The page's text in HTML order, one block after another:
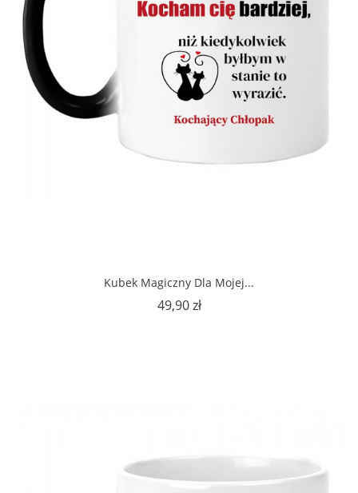
Kubek Magiczny Dla Mojej...
49,90 złCena